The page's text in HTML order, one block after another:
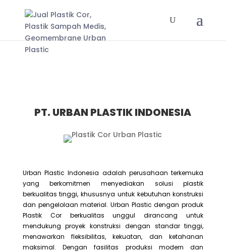
PT. URBAN PLASTIK INDONESIA
Urban Plastic Indonesia adalah perusahaan terkemuka
yang berkomitmen menyediakan solusi plastik
berkualitas tinggi, khususnya untuk kebutuhan konstruksi
dan pengelolaan material. Urban Plastic dengan produk
Plastik Cor berkualitas unggul dirancang untuk
mendukung proyek konstruksi dengan standar tinggi,
menawarkan fleksibilitas, kekuatan, dan ketahanan
maksimal. Dengan fasilitas produksi modern dan